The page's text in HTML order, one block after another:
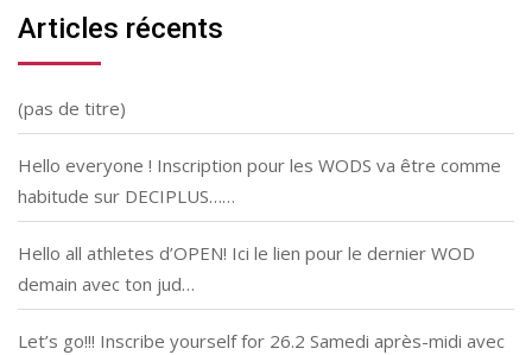
Articles récents
(pas de titre)
Hello everyone ! Inscription pour les WODS va être comme
habitude sur DECIPLUS……
Hello all athletes d’OPEN! Ici le lien pour le dernier WOD
demain avec ton jud…
Let’s go!!! Inscribe yourself for 26.2 Samedi après-midi avec